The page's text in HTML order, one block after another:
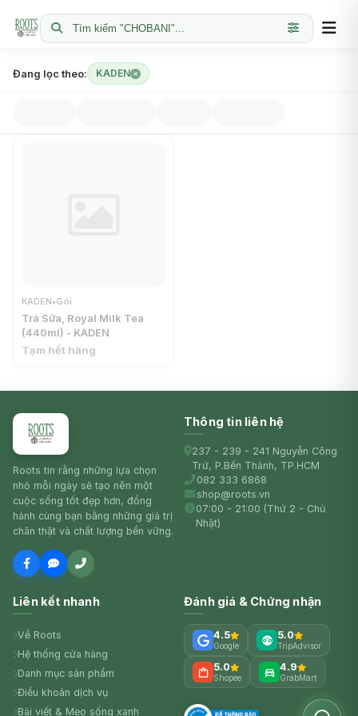
Tìm kiếm "CHOBANI"...
Đang lọc theo: KADEN
KADEN•Gói
Trà Sữa, Royal Milk Tea
(440ml) - KADEN
Tạm hết hàng
Roots tin rằng những lựa chọn
nhỏ mỗi ngày sẽ tạo nên một
cuộc sống tốt đẹp hơn, đồng
hành cùng bạn bằng những giá trị
chân thật và chất lượng bền vững.
Thông tin liên hệ
237 - 239 - 241 Nguyễn Công
Trứ, P.Bến Thành, TP.HCM
082 333 6868
shop@roots.vn
07:00 - 21:00 (Thứ 2 - Chủ
Nhật)
Liên kết nhanh
Về Roots
Hệ thống cửa hàng
Danh mục sản phẩm
Điều khoản dịch vụ
Bài viết & Mẹo sống xanh
Đánh giá & Chứng nhận
4.5
Google
5.0
TripAdvisor
5.0
Shopee
4.9
GrabMart